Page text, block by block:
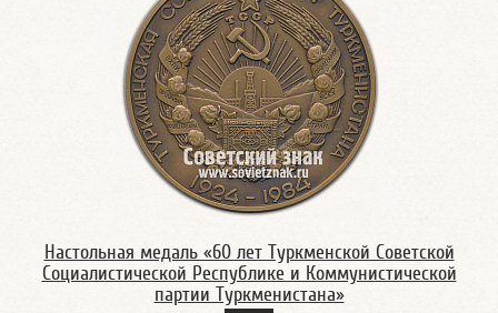
Настольная медаль «60 лет Туркменской Советской
Социалистической Республике и Коммунистической
партии Туркменистана»